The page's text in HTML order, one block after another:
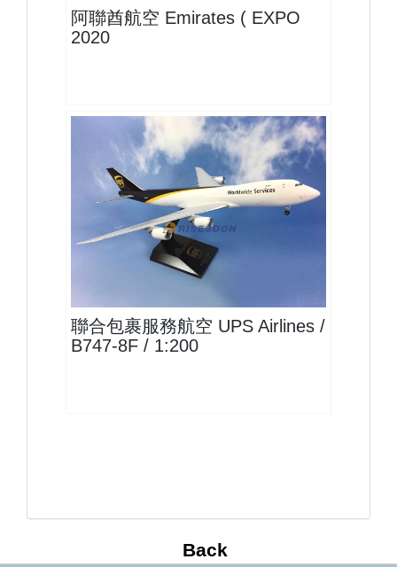
阿聯酋航空 Emirates ( EXPO
2020
UPS20B748F02 $2600
聯合包裹服務航空 UPS Airlines /
B747-8F / 1:200